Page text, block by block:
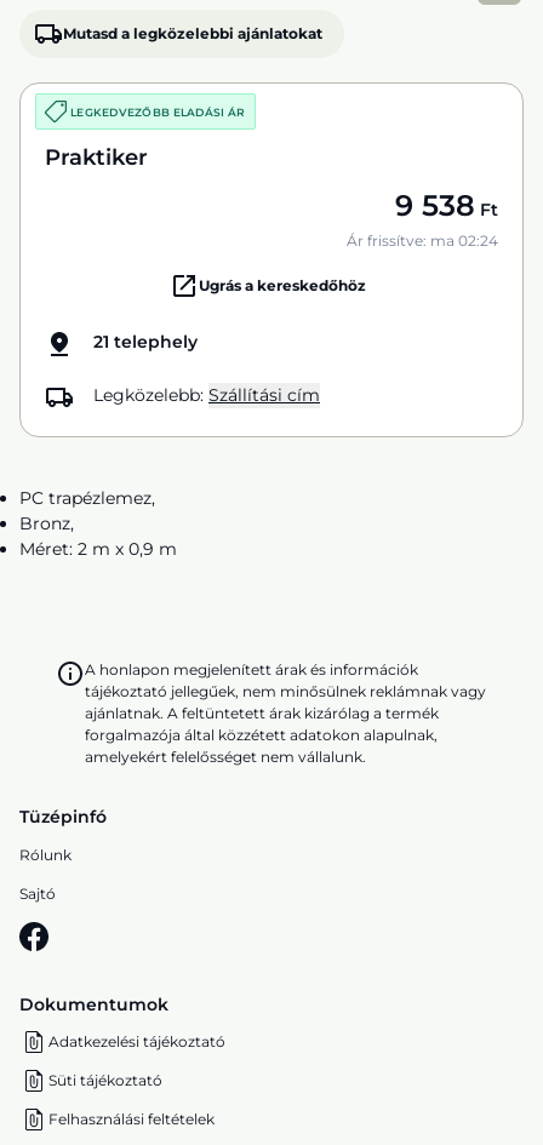
Mutasd a legközelebbi ajánlatokat
LEGKEDVEZŐBB ELADÁSI ÁR
Praktiker
9 538 Ft
Ár frissítve: ma 02:24
Ugrás a kereskedőhöz
21 telephely
Legközelebb: Szállítási cím
PC trapézlemez,
Bronz,
Méret: 2 m x 0,9 m
A honlapon megjelenített árak és információk
tájékoztató jellegűek, nem minősülnek reklámnak vagy
ajánlatnak. A feltüntetett árak kizárólag a termék
forgalmazója által közzétett adatokon alapulnak,
amelyekért felelősséget nem vállalunk.
Tüzépinfó
Rólunk
Sajtó
Dokumentumok
Adatkezelési tájékoztató
Süti tájékoztató
Felhasználási feltételek